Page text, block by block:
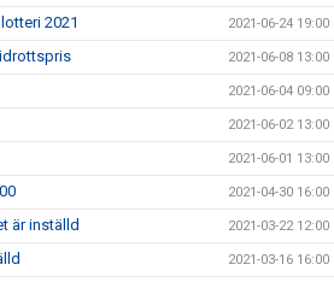
2021 2021-06-24 19:00
2021-06-08 13:00
2021-06-04 09:00
2021-06-02 13:00
2021-06-01 13:00
2021-04-30 16:00
är inställd 2021-03-22 12:00
2021-03-16 16:00